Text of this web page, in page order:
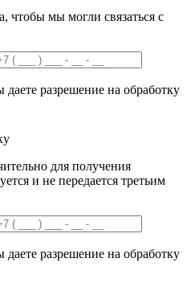
чтобы мы могли связаться с
разрешение на обработку
для получения
и не передается третьим
разрешение на обработку